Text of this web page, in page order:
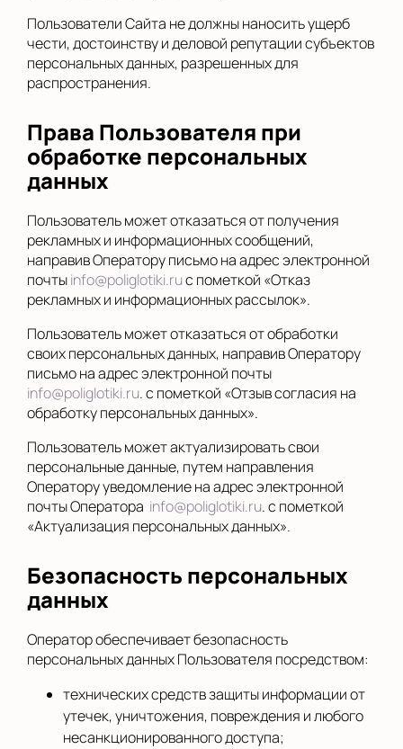
Пользователи Сайта не должны наносить ущерб
чести, достоинству и деловой репутации субъектов
персональных данных, разрешенных для
распространения.
Права Пользователя при
обработке персональных
данных
Пользователь может отказаться от получения
рекламных и информационных сообщений,
направив Оператору письмо на адрес электронной
почтыinfo@poliglotiki.ruс пометкой «Отказ
рекламных и информационных рассылок».
Пользователь может отказаться от обработки
своих персональных данных, направив Оператору
письмо на адрес электронной почты
info@poliglotiki.ru. с пометкой «Отзыв согласия на
обработку персональных данных».
Пользователь может актуализировать свои
персональные данные, путем направления
Оператору уведомление на адрес электронной
почты Оператора info@poliglotiki.ru. с пометкой
«Актуализация персональных данных».
Безопасность персональных
данных
Оператор обеспечивает безопасность
персональных данных Пользователя посредством:
технических средств защиты информации от
утечек, уничтожения, повреждения и любого
несанкционированного доступа;